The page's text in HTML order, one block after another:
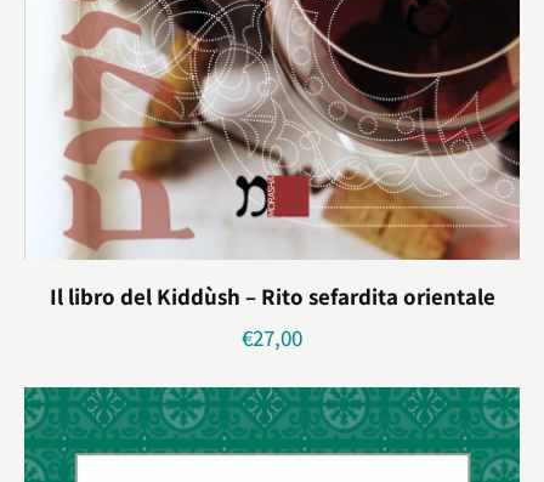
Il libro del Kiddùsh – Rito sefardita orientale
€27,00